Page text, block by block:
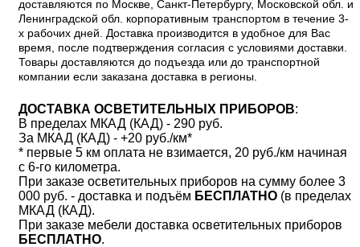
доставляются по Москве, Санкт-Петербургу, Московской обл. и
Ленинградской обл. корпоративным транспортом в течение 3-
х рабочих дней. Доставка производится в удобное для Вас
время, после подтверждения согласия с условиями доставки.
Товары доставляются до подъезда или до транспортной
компании если заказана доставка в регионы.
ДОСТАВКА ОСВЕТИТЕЛЬНЫХ ПРИБОРОВ:
В пределах МКАД (КАД) - 290 руб.
За МКАД (КАД) - +20 руб./км*
* первые 5 км оплата не взимается, 20 руб./км начиная
с 6-го километра.
При заказе осветительных приборов на сумму более 3
000 руб. - доставка и подъём БЕСПЛАТНО (в пределах
МКАД (КАД).
При заказе мебели доставка осветительных приборов
БЕСПЛАТНО.